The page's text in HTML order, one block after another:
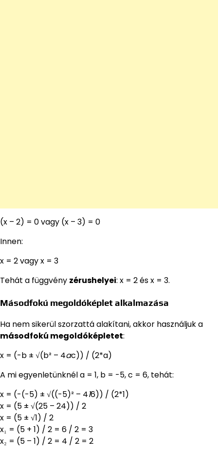
(x – 2) = 0 vagy (x – 3) = 0
Innen:
x = 2 vagy x = 3
Tehát a függvény zérushelyei: x = 2 és x = 3.
Másodfokú megoldóképlet alkalmazása
Ha nem sikerül szorzattá alakítani, akkor használjuk a
másodfokú megoldóképletet:
x = (-b ± √(b² – 4ac)) / (2*a)
A mi egyenletünknél a = 1, b = -5, c = 6, tehát:
x = (-(-5) ± √((-5)² – 416)) / (2*1)
x = (5 ± √(25 – 24)) / 2
x = (5 ± √1) / 2
x₁ = (5 + 1) / 2 = 6 / 2 = 3
x₂ = (5 – 1) / 2 = 4 / 2 = 2